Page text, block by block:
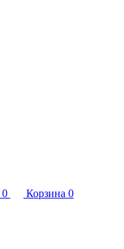
0 Корзина 0